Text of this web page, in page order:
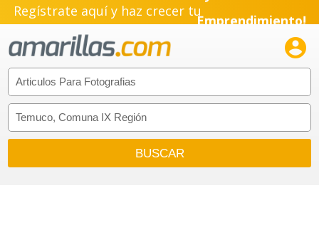
Regístrate aquí y haz crecer tuEmprendimiento!
